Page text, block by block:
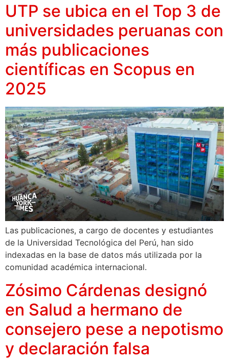
UTP se ubica en el Top 3 de
universidades peruanas con
más publicaciones
científicas en Scopus en
2025
Las publicaciones, a cargo de docentes y estudiantes
de la Universidad Tecnológica del Perú, han sido
indexadas en la base de datos más utilizada por la
comunidad académica internacional.
Zósimo Cárdenas designó
en Salud a hermano de
consejero pese a nepotismo
y declaración falsa